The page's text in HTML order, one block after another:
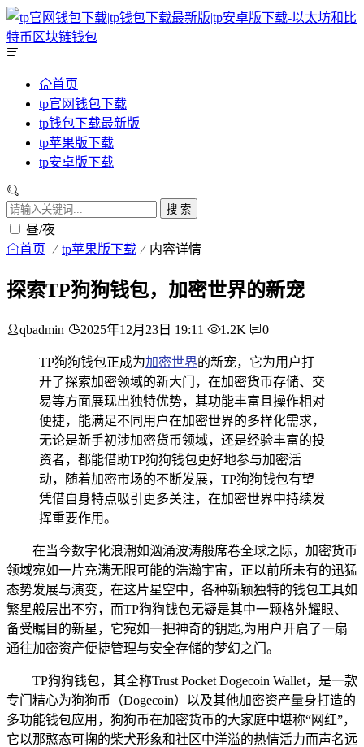
首页
tp官网钱包下载
tp钱包下载最新版
tp苹果版下载
tp安卓版下载
搜 索
昼/夜
首页 tp苹果版下载 内容详情
探索TP狗狗钱包，加密世界的新宠
qbadmin 2025年12月23日 19:11 1.2K 0
TP狗狗钱包正成为加密世界的新宠，它为用户打
开了探索加密领域的新大门，在加密货币存储、交
易等方面展现出独特优势，其功能丰富且操作相对
便捷，能满足不同用户在加密世界的多样化需求，
无论是新手初涉加密货币领域，还是经验丰富的投
资者，都能借助TP狗狗钱包更好地参与加密活
动，随着加密市场的不断发展，TP狗狗钱包有望
凭借自身特点吸引更多关注，在加密世界中持续发
挥重要作用。
在当今数字化浪潮如汹涌波涛般席卷全球之际，加密货币
领域宛如一片充满无限可能的浩瀚宇宙，正以前所未有的迅猛
态势发展与演变，在这片星空中，各种新颖独特的钱包工具如
繁星般层出不穷，而TP狗狗钱包无疑是其中一颗格外耀眼、
备受瞩目的新星，它宛如一把神奇的钥匙,为用户开启了一扇
通往加密资产便捷管理与安全存储的梦幻之门。
TP狗狗钱包，其全称Trust Pocket Dogecoin Wallet，是一款
专门精心为狗狗币（Dogecoin）以及其他加密资产量身打造的
多功能钱包应用，狗狗币在加密货币的大家庭中堪称“网红”，
它以那憨态可掬的柴犬形象和社区中洋溢的热情活力而声名远